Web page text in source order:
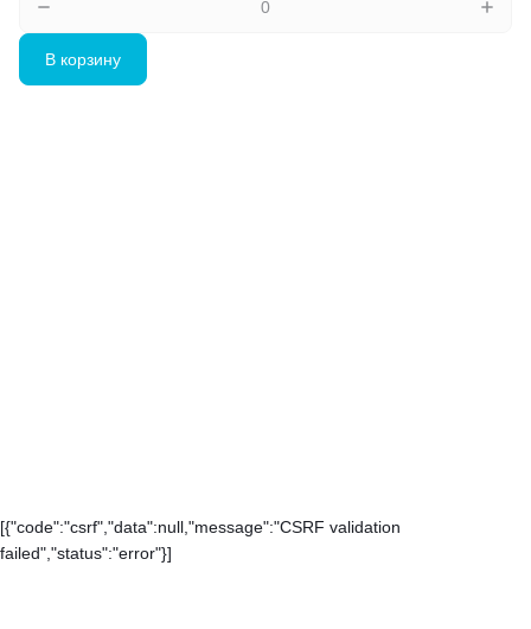
В корзину
[{"code":"csrf","data":null,"message":"CSRF validation
failed","status":"error"}]